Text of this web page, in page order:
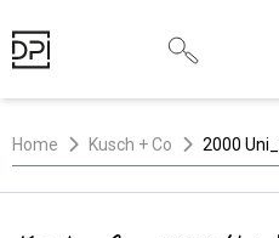
Home Kusch + Co 2000